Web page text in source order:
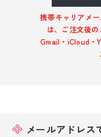
振袖レンタル
卒業式袴レンタル
ベビー着物レンタル
携帯キャリアメ
は、ご注文後の
Gmail・iCloud・
メールアドレス